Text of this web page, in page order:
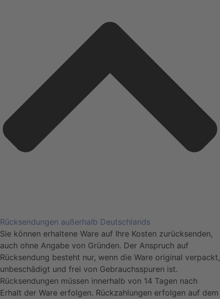
Rücksendungen außerhalb Deutschlands
Sie können erhaltene Ware auf Ihre Kosten zurücksenden,
auch ohne Angabe von Gründen. Der Anspruch auf
Rücksendung besteht nur, wenn die Ware original verpackt,
unbeschädigt und frei von Gebrauchsspuren ist.
Rücksendungen müssen innerhalb von 14 Tagen nach
Erhalt der Ware erfolgen. Rückzahlungen erfolgen auf dem